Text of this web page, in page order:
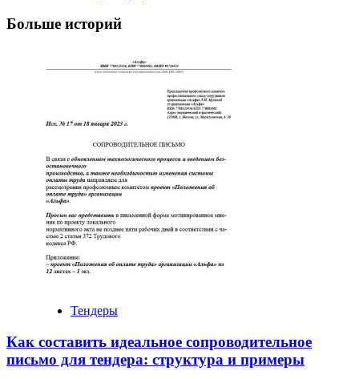
Больше историй
Тендеры
Как составить идеальное сопроводительное
письмо для тендера: структура и примеры